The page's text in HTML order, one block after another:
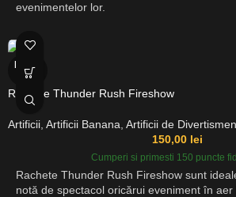
evenimentelor lor.
EPUIZ
AT
Rachete Thunder Rush Fireshow
Artificii Artificii Banana Artificii de
150,00 lei
Cumperi si primesti 150 puncte
Rachete Thunder Rush Fireshow sunt
notă de spectacol oricărui eveniment în aer